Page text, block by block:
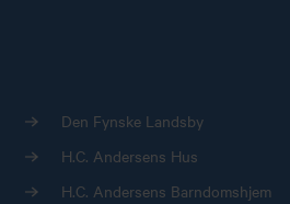
Den Fynske Landsby
H.C. Andersens Hus
H.C. Andersens Barndomshjem